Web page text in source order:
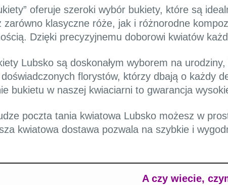
oferuje szeroki wybór bukiety, które są
zarówno klasyczne róże, jak i różnorodne
Dzięki precyzyjnemu doborowi kwiatów
Lubsko są doskonałym wyborem na
florystów, którzy dbają o każdy
bukietu w naszej kwiaciarni to gwarancja
poczta tania kwiatowa Lubsko możesz w
kwiatowa dostawa pozwala na szybkie i
A czy wiecie,